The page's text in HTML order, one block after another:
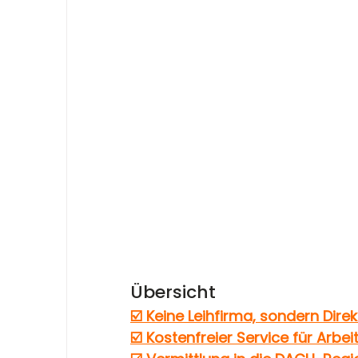
Übersicht
☑️ Keine Leihfirma, sondern
☑️ Kostenfreier Service für